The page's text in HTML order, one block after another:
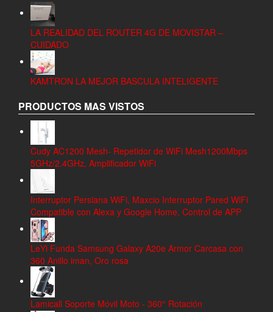
LA REALIDAD DEL ROUTER 4G DE MOVISTAR –
CUIDADO
KAMTRON LA MEJOR BASCULA INTELIGENTE
PRODUCTOS MAS VISTOS
Cudy AC1200 Mesh- Repetidor de WiFi Mesh1200Mbps
5GHz/2.4GHz, Amplificador WiFi
Interruptor Persiana WiFi, Maxcio Interruptor Pared WiFi
Compatible con Alexa y Google Home, Control de APP
LeYi Funda Samsung Galaxy A20e Armor Carcasa con
360 Anillo iman, Oro rosa
Lamicall Soporte Móvil Moto - 360° Rotación